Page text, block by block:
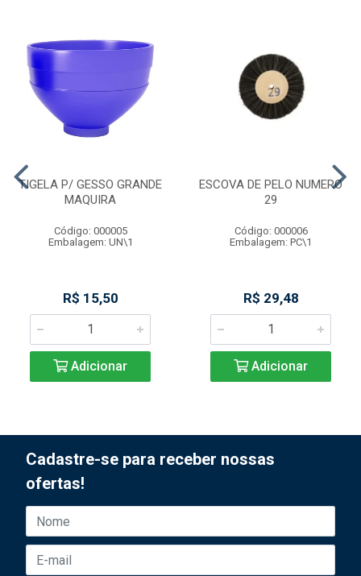
TIGELA P/ GESSO GRANDE
MAQUIRA
Código: 000005
Embalagem: UN\1
R$ 15,50
Adicionar
ESCOVA DE PELO NUMERO
29
Código: 000006
Embalagem: PC\1
R$ 29,48
Adicionar
Cadastre-se para receber nossas
ofertas!